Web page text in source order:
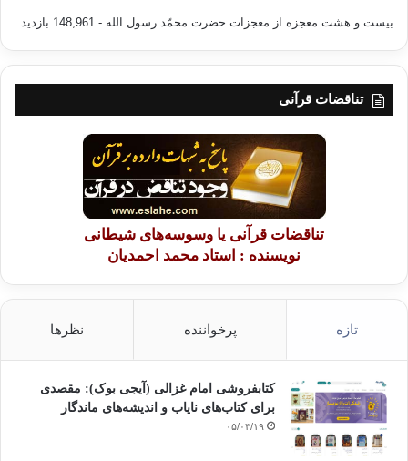
بیست و هشت معجزه از معجزات حضرت محمّد رسول الله - 148,961 بازدید
تناقضات قرآنی
تناقضات قرآنی یا وسوسه‌های شیطانی
نویسنده : استاد محمد احمدیان
تازه پرخواننده نظرها
کتابفروشی امام غزالی (آیجی بوک): مقصدی
برای کتاب‌های نایاب و اندیشه‌های ماندگار
۰۵/۰۳/۱۹